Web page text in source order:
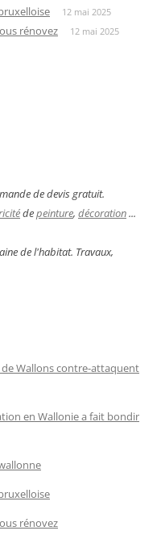
12 mai 2025
rénovez 12 mai 2025
de devis gratuit.
depeinture, décoration...
de l'habitat. Travaux,
Wallons contre-attaquent
en Wallonie a fait bondir
rénovez